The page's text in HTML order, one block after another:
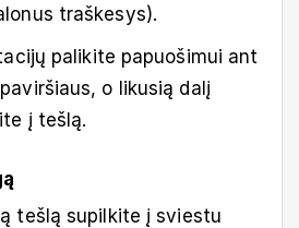
traškesys).
palikite papuošimui ant
o likusią dalį
į tešlą.
tešlą supilkite į sviestu